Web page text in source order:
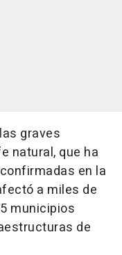
graves
natural, que ha
en la
a miles de
municipios
de